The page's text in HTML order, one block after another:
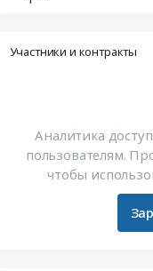
Участники и контракты
Аналитика
пользователям.
чтобы